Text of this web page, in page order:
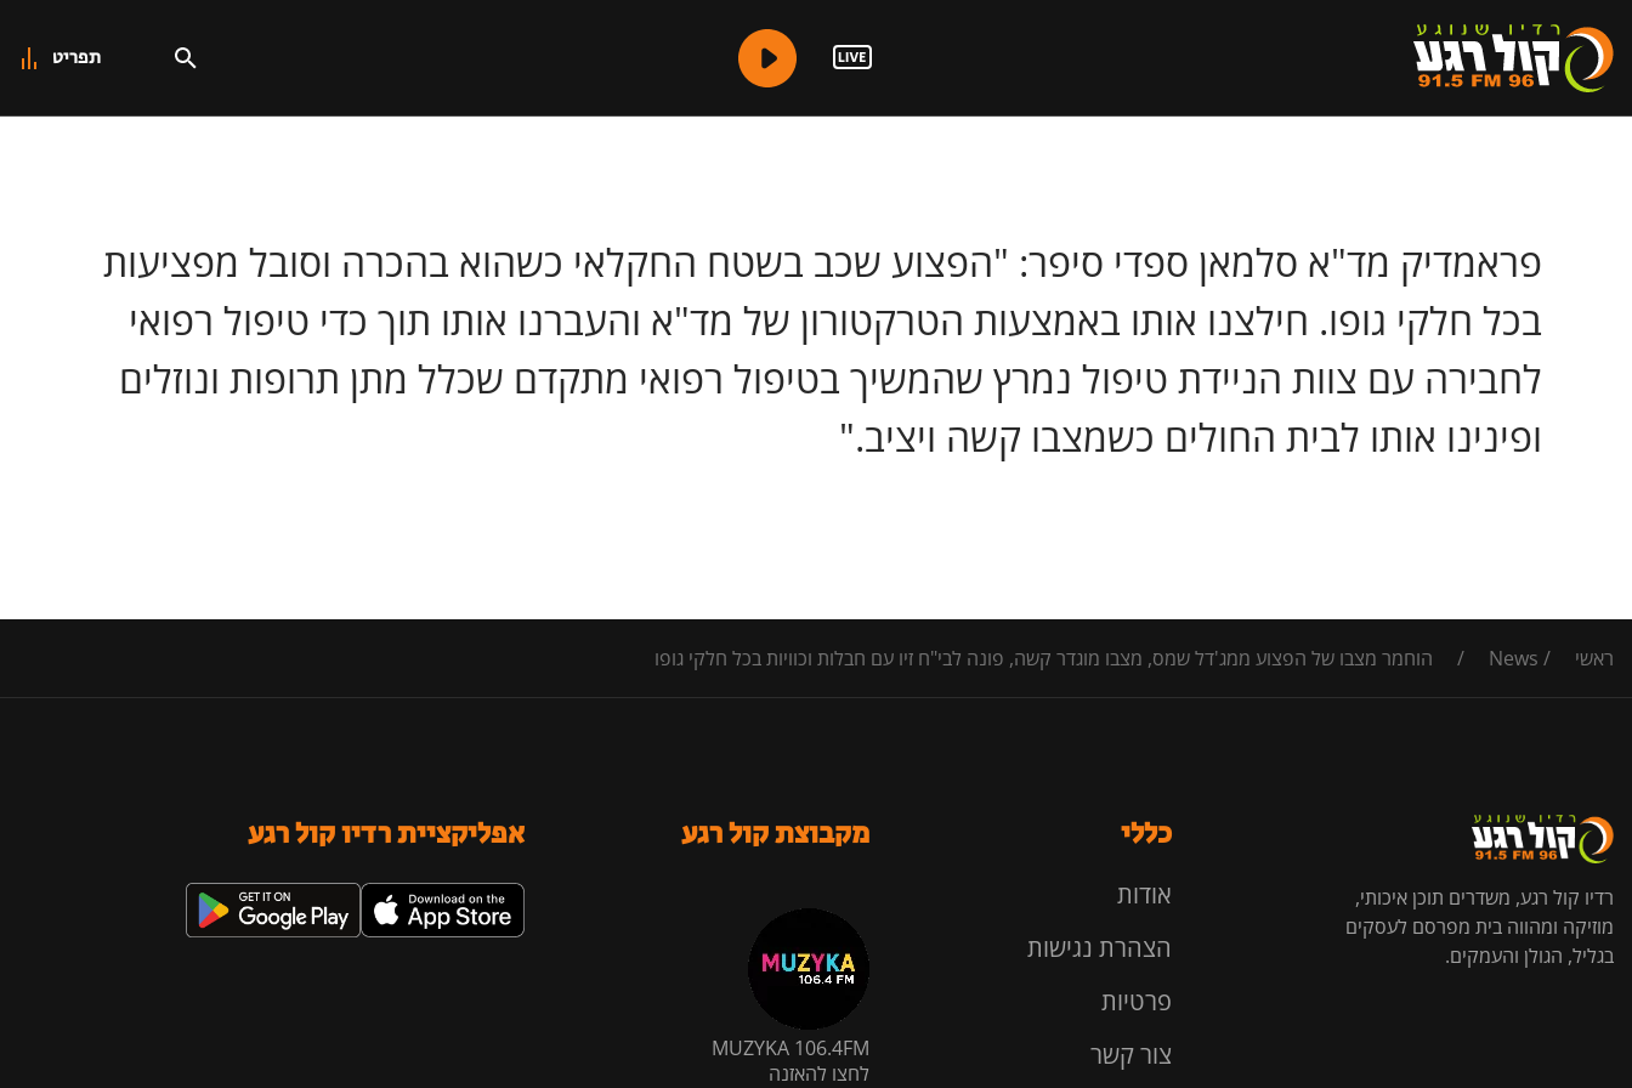
תפריט
פראמדיק מד"א סלמאן ספדי סיפר: "הפצוע שכב בשטח החקלאי כשהוא בהכרה וסובל מפציעות
בכל חלקי גופו. חילצנו אותו באמצעות הטרקטורון של מד"א והעברנו אותו תוך כדי טיפול רפואי
לחבירה עם צוות הניידת טיפול נמרץ שהמשיך בטיפול רפואי מתקדם שכלל מתן תרופות ונוזלים
ופינינו אותו לבית החולים כשמצבו קשה ויציב."
ראשי /
News
/ הוחמר מצבו של הפצוע ממג'דל שמס, מצבו מוגדר קשה, פונה לבי"ח זיו עם חבלות וכוויות בכל חלקי גופו
רדיו קול רגע, משדרים תוכן איכותי,
מוזיקה ומהווה בית מפרסם לעסקים
בגליל, הגולן והעמקים.
כללי
אודות
הצהרת נגישות
פרטיות
צור קשר
מקבוצת קול רגע
MUZYKA 106.4FM
לחצו להאזנה
אפליקציית רדיו קול רגע